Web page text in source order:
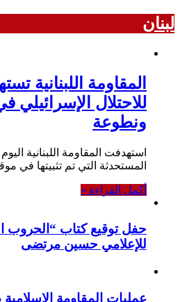
لبنان
المقاومة اللبنانية
للاحتلال الإسرائيلي
ونطوعة
استهدفت المقاومة اللبنانية
المستحدثة التي تم تثبيتها في
أكمل القراءة »
حفل توقيع كتاب “الحروب
للإعلامي حسين مرتضى
عمليات المقاومة